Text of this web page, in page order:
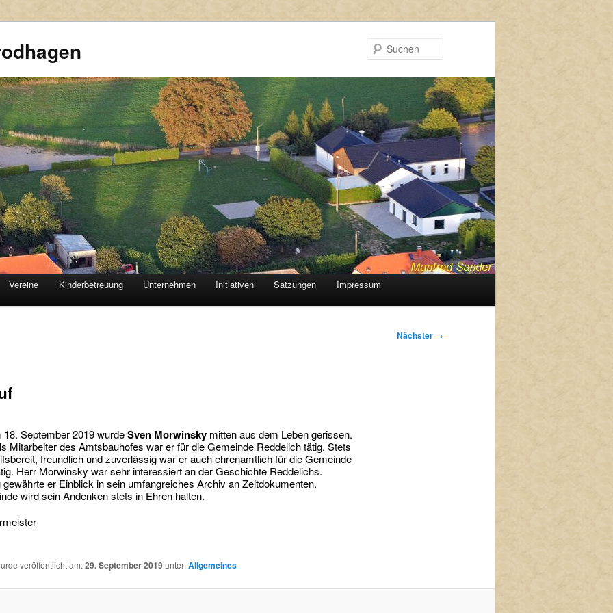
Vereine Kinderbetreuung Unternehmen Initiativen Satzungen Impressum
Nächster →
18. September 2019 wurdeSven Morwinsky mitten aus dem Leben gerissen.
Mitarbeiter des Amtsbauhofes war er für die Gemeinde Reddelich tätig. Stets
freundlich und zuverlässig war er auch ehrenamtlich für die Gemeinde
Herr Morwinsky war sehr interessiert an der Geschichte Reddelichs.
gewährte er Einblick in sein umfangreiches Archiv an Zeitdokumenten.
wird sein Andenken stets in Ehren halten.
veröffentlicht am:29. September 2019unter:Allgemeines